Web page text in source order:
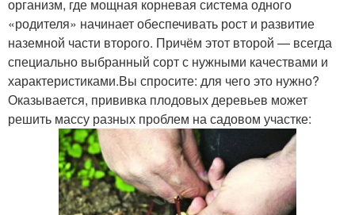
организм, где мощная корневая система одного
«родителя» начинает обеспечивать рост и развитие
наземной части второго. Причём этот второй — всегда
специально выбранный сорт с нужными качествами и
характеристиками.Вы спросите: для чего это нужно?
Оказывается, прививка плодовых деревьев может
решить массу разных проблем на садовом участке: